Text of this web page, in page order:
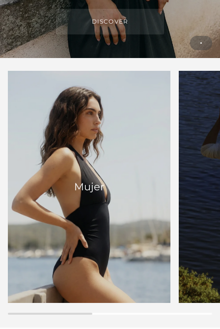
DISCOVER
Mujer